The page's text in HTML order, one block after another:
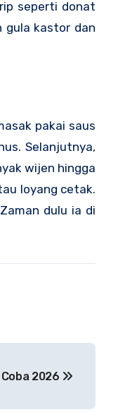
seperti donat
gula kastor dan
pakai saus
Selanjutnya,
wijen hingga
loyang cetak.
dulu ia di
2026